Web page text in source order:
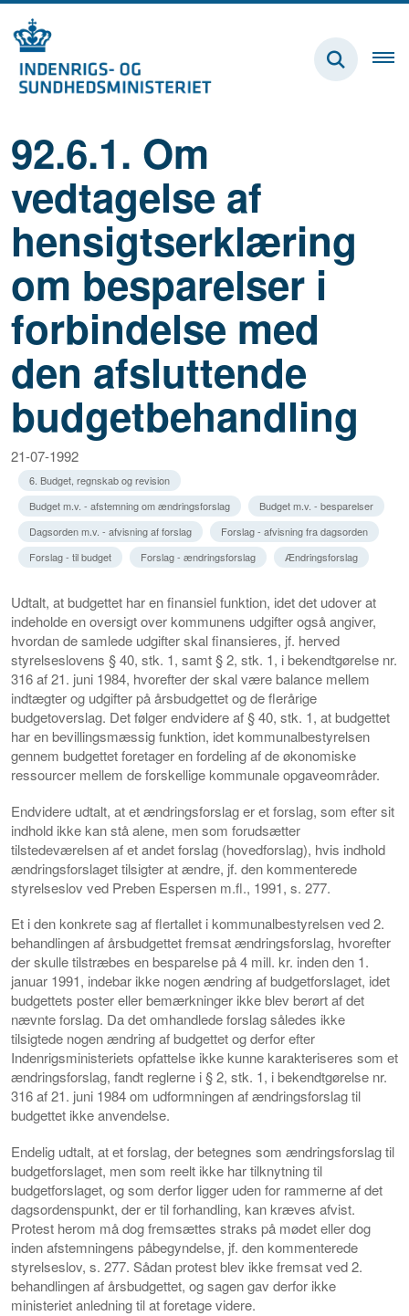
92.6.1. Om
vedtagelse af
hensigtserklæring
om besparelser i
forbindelse med
den afsluttende
budgetbehandling
21-07-1992
6. Budget, regnskab og revision
Budget m.v. - afstemning om ændringsforslag
Budget m.v. - besparelser
Dagsorden m.v. - afvisning af forslag
Forslag - afvisning fra dagsorden
Forslag - til budget
Forslag - ændringsforslag Ændringsforslag
Udtalt, at budgettet har en finansiel funktion, idet det udover at
indeholde en oversigt over kommunens udgifter også angiver,
hvordan de samlede udgifter skal finansieres, jf. herved
styrelseslovens § 40, stk. 1, samt § 2, stk. 1, i bekendtgørelse nr.
316 af 21. juni 1984, hvorefter der skal være balance mellem
indtægter og udgifter på årsbudgettet og de flerårige
budgetoverslag. Det følger endvidere af § 40, stk. 1, at budgettet
har en bevillingsmæssig funktion, idet kommunalbestyrelsen
gennem budgettet foretager en fordeling af de økonomiske
ressourcer mellem de forskellige kommunale opgaveområder.
Endvidere udtalt, at et ændringsforslag er et forslag, som efter sit
indhold ikke kan stå alene, men som forudsætter
tilstedeværelsen af et andet forslag (hovedforslag), hvis indhold
ændringsforslaget tilsigter at ændre, jf. den kommenterede
styrelseslov ved Preben Espersen m.fl., 1991, s. 277.
Et i den konkrete sag af flertallet i kommunalbestyrelsen ved 2.
behandlingen af årsbudgettet fremsat ændringsforslag, hvorefter
der skulle tilstræbes en besparelse på 4 mill. kr. inden den 1.
januar 1991, indebar ikke nogen ændring af budgetforslaget, idet
budgettets poster eller bemærkninger ikke blev berørt af det
nævnte forslag. Da det omhandlede forslag således ikke
tilsigtede nogen ændring af budgettet og derfor efter
Indenrigsministeriets opfattelse ikke kunne karakteriseres som et
ændringsforslag, fandt reglerne i § 2, stk. 1, i bekendtgørelse nr.
316 af 21. juni 1984 om udformningen af ændringsforslag til
budgettet ikke anvendelse.
Endelig udtalt, at et forslag, der betegnes som ændringsforslag til
budgetforslaget, men som reelt ikke har tilknytning til
budgetforslaget, og som derfor ligger uden for rammerne af det
dagsordenspunkt, der er til forhandling, kan kræves afvist.
Protest herom må dog fremsættes straks på mødet eller dog
inden afstemningens påbegyndelse, jf. den kommenterede
styrelseslov, s. 277. Sådan protest blev ikke fremsat ved 2.
behandlingen af årsbudgettet, og sagen gav derfor ikke
ministeriet anledning til at foretage videre.